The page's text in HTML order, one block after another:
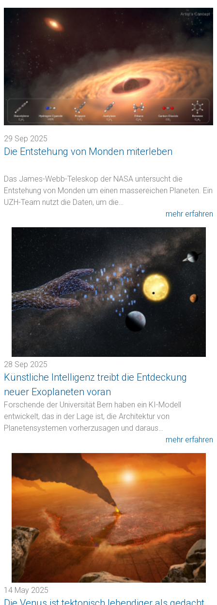
29 Sep 2025
Die Entstehung von Monden miterleben
Das James-Webb-Teleskop der NASA untersucht die
Entstehung von Monden um einen massereichen Planeten. Ein
UZH-Team nutzt die Daten, um die…
mehr erfahren
28 Sep 2025
Künstliche Intelligenz treibt die Entdeckung
neuer Exoplaneten voran
Forschende der Universität Bern haben ein KI-Modell
entwickelt, das in der Lage ist, die Architektur von
Planetensystemen vorherzusagen und daraus…
mehr erfahren
14 May 2025